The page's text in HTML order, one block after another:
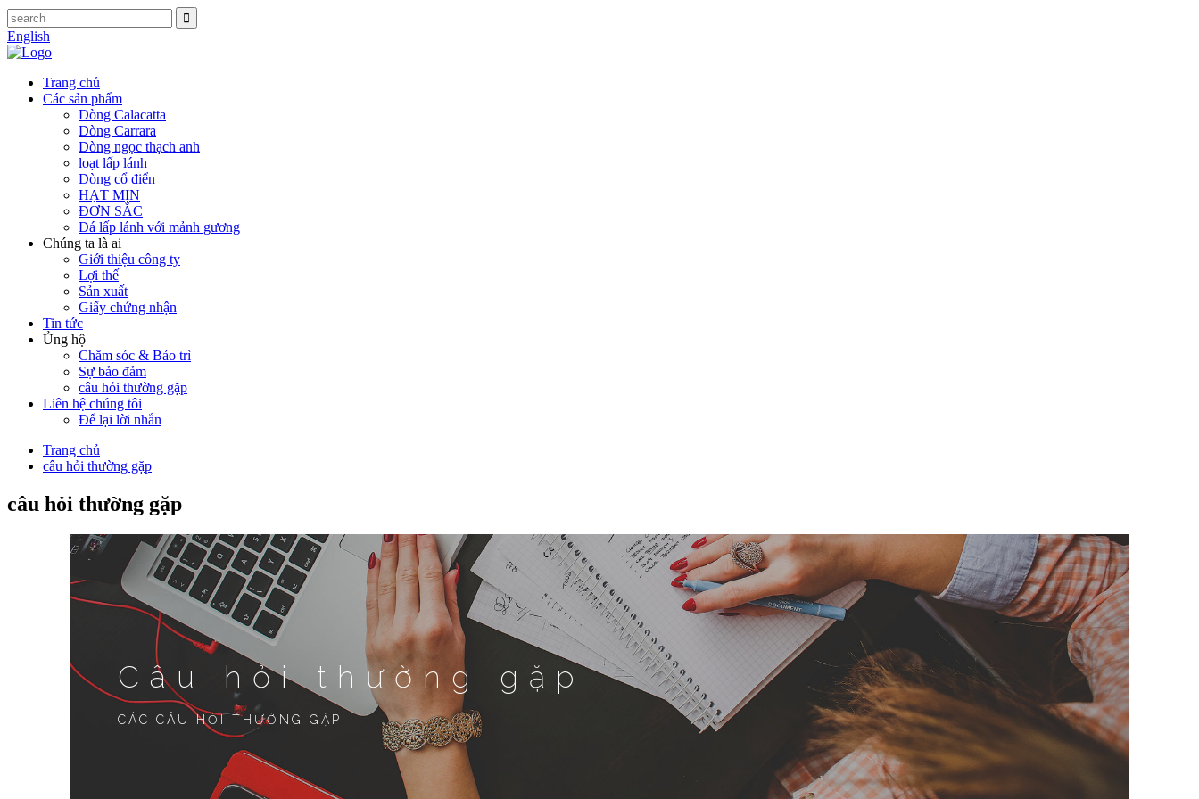
English
Trang chủ
Các sản phẩm
Dòng Calacatta
Dòng Carrara
Dòng ngọc thạch anh
loạt lấp lánh
Dòng cổ điển
HẠT MỊN
ĐƠN SẮC
Đá lấp lánh với mảnh gương
Chúng ta là ai
Giới thiệu công ty
Lợi thế
Sản xuất
Giấy chứng nhận
Tin tức
Ủng hộ
Chăm sóc & Bảo trì
Sự bảo đảm
câu hỏi thường gặp
Liên hệ chúng tôi
Để lại lời nhắn
Trang chủ
câu hỏi thường gặp
câu hỏi thường gặp
Câu hỏi thường gặp
CÁC CÂU HỎI THƯỜNG GẶP